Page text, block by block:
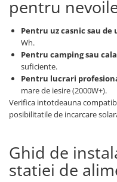
pentru
Pentru uz casnic sau de
Wh.
Pentru camping sau
suficiente.
Pentru lucrari
mare de iesire (2000W+).
Verifica intotdeauna
posibilitatile de incarcare
Ghid de
statiei de